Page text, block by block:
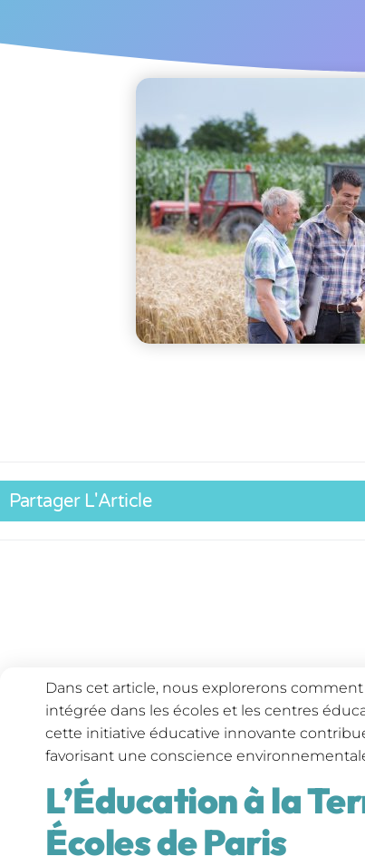
Partager L'Article
Dans cet article, nous explorerons
intégrée dans les écoles et les centres
cette initiative éducative innovante
favorisant une conscience
L’Éducation à la
Écoles de Paris